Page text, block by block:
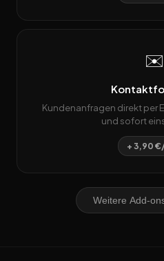
✉️
Kundenanfragen direkt per
und sofort
+ 3,90
Weitere Add-